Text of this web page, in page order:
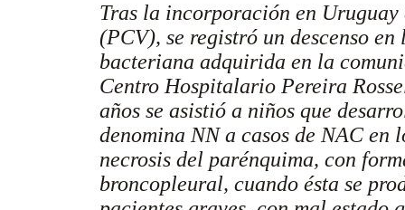
Tras la incorporación en Uruguay
(PCV), se registró un descenso
bacteriana adquirida en la
Centro Hospitalario Pereira
años se asistió a niños que
denomina NN a casos de NAC
necrosis del parénquima, con
broncopleural, cuando ésta se